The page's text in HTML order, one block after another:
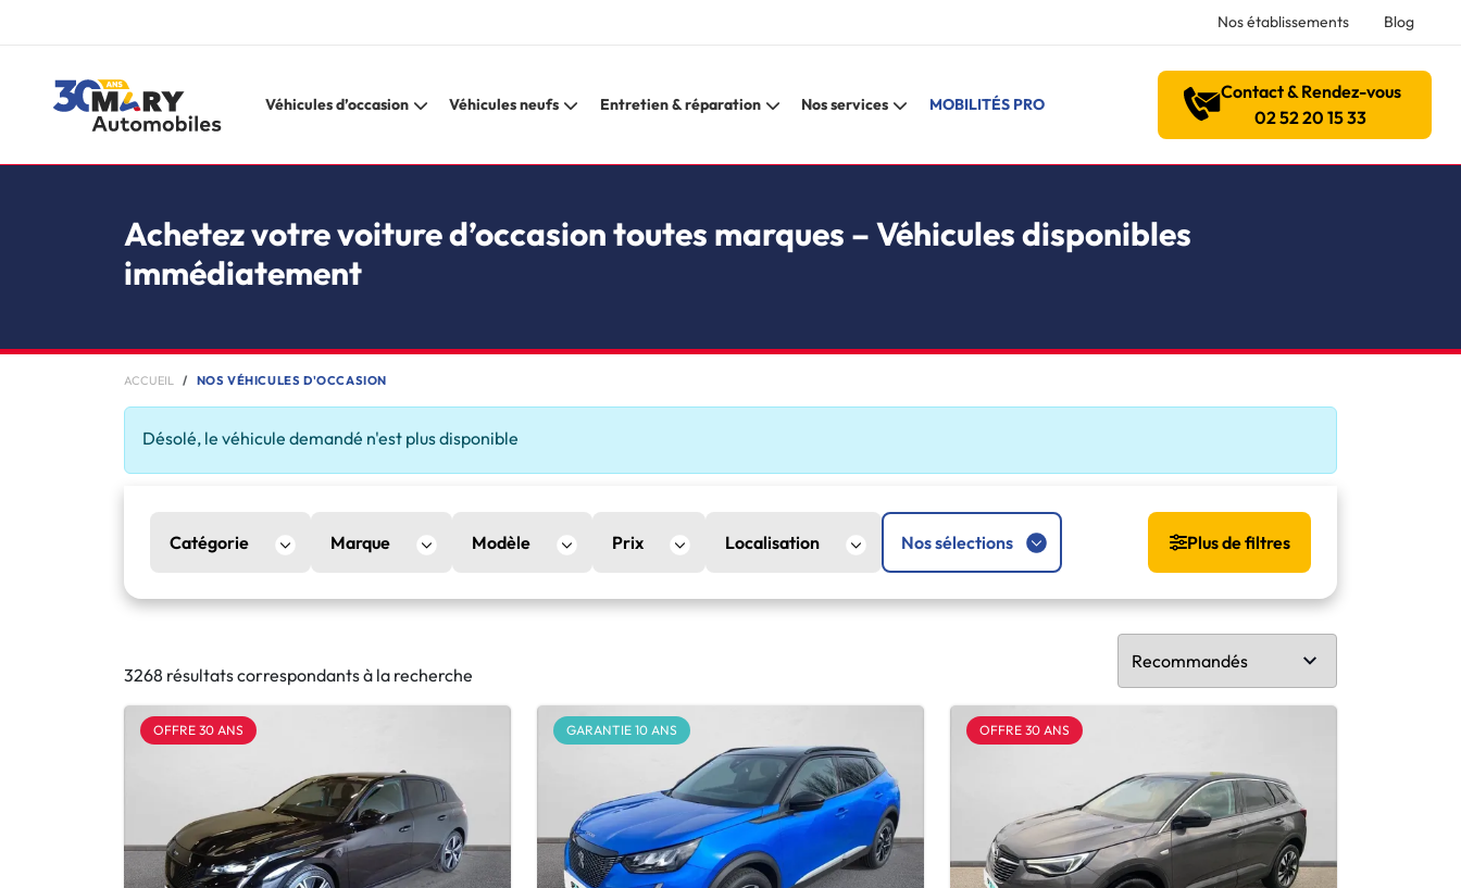
Nos établissements Blog
Véhicules d’occasion Véhicules neufs Entretien & réparation Nos services MOBILITÉS PRO
Contact & Rendez-vous
02 52 20 15 33
Achetez votre voiture d’occasion toutes marques – Véhicules disponibles
immédiatement
ACCUEIL NOS VÉHICULES D'OCCASION
Désolé, le véhicule demandé n'est plus disponible
Catégorie Marque Modèle Prix Localisation Nos sélections Plus de filtres
3268 résultats correspondants à la recherche
OFFRE 30 ANS GARANTIE 10 ANS OFFRE 30 ANS